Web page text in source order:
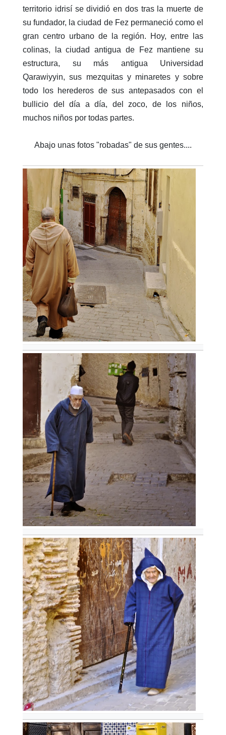
territorio idrisí se dividió en dos tras la muerte de
su fundador, la ciudad de Fez permaneció como el
gran centro urbano de la región. Hoy, entre las
colinas, la ciudad antigua de Fez mantiene su
estructura, su más antigua Universidad
Qarawiyyin, sus mezquitas y minaretes y sobre
todo los herederos de sus antepasados con el
bullicio del día a día, del zoco, de los niños,
muchos niños por todas partes.
Abajo unas fotos "robadas" de sus gentes....